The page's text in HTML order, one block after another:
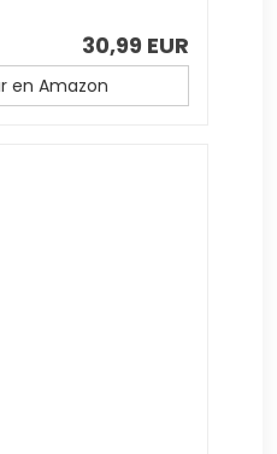
30,99 EUR
en Amazon